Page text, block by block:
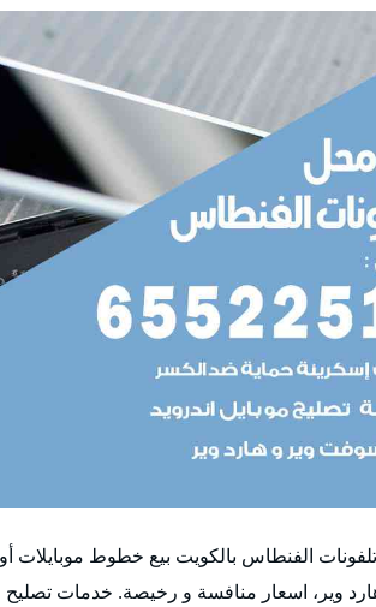
الفنطاس بالكويت بيع خطوط موبايلات
وير، اسعار منافسة و رخيصة. خدمات تصليح